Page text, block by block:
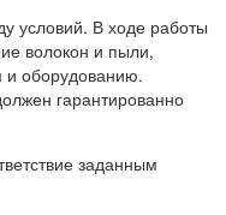
условий. В ходе работы
волокон и пыли,
и оборудованию.
гарантированно
заданным